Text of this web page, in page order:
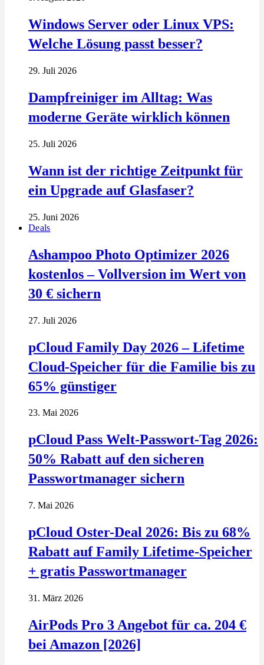
Windows Server oder Linux VPS:
Welche Lösung passt besser?
29. Juli 2026
Dampfreiniger im Alltag: Was
moderne Geräte wirklich können
25. Juli 2026
Wann ist der richtige Zeitpunkt für
ein Upgrade auf Glasfaser?
25. Juni 2026
Deals
Ashampoo Photo Optimizer 2026
kostenlos – Vollversion im Wert von
30 € sichern
27. Juli 2026
pCloud Family Day 2026 – Lifetime
Cloud-Speicher für die Familie bis zu
65% günstiger
23. Mai 2026
pCloud Pass Welt-Passwort-Tag 2026:
50% Rabatt auf den sicheren
Passwortmanager sichern
7. Mai 2026
pCloud Oster-Deal 2026: Bis zu 68%
Rabatt auf Family Lifetime-Speicher
+ gratis Passwortmanager
31. März 2026
AirPods Pro 3 Angebot für ca. 204 €
bei Amazon [2026]